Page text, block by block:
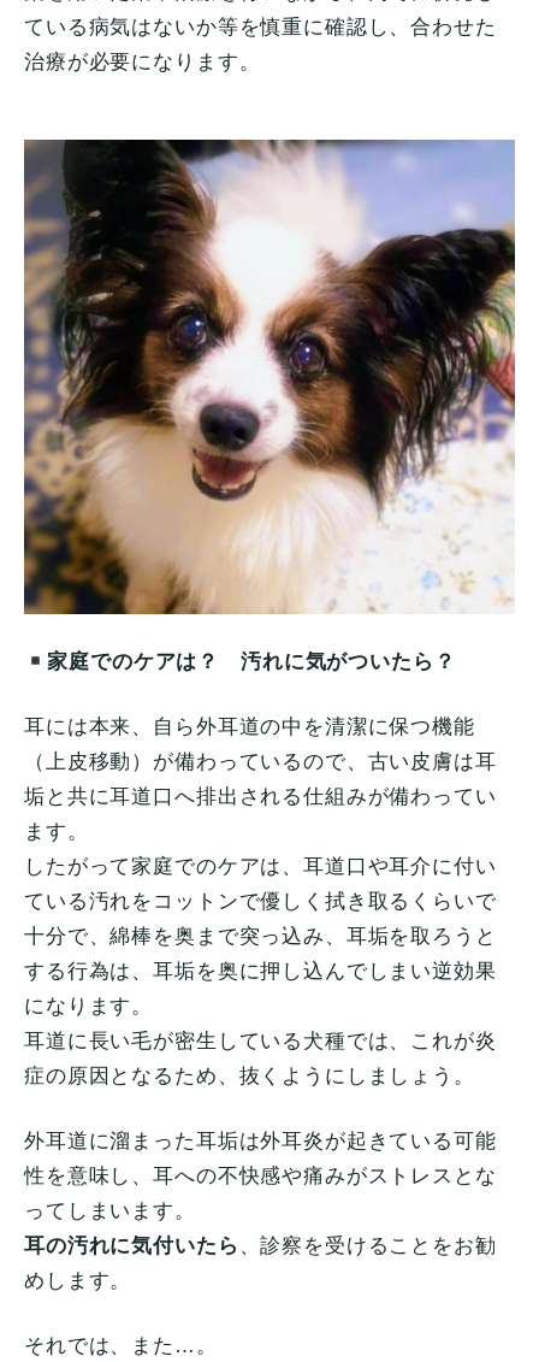
ている病気はないか等を慎重に確認し、合わせた
治療が必要になります。
家庭でのケアは？ 汚れに気がついたら？
耳には本来、自ら外耳道の中を清潔に保つ機能
（上皮移動）が備わっているので、古い皮膚は耳
垢と共に耳道口へ排出される仕組みが備わってい
ます。
したがって家庭でのケアは、耳道口や耳介に付い
ている汚れをコットンで優しく拭き取るくらいで
十分で、綿棒を奥まで突っ込み、耳垢を取ろうと
する行為は、耳垢を奥に押し込んでしまい逆効果
になります。
耳道に長い毛が密生している犬種では、これが炎
症の原因となるため、抜くようにしましょう。
外耳道に溜まった耳垢は外耳炎が起きている可能
性を意味し、耳への不快感や痛みがストレスとな
ってしまいます。
耳の汚れに気付いたら 、診察を受けることをお勧
めします。
それでは、また…。